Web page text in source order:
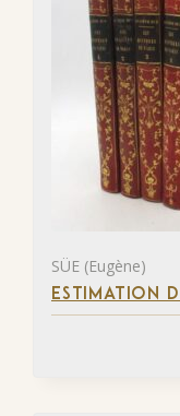
SÜE (Eugène)
ESTIMATION